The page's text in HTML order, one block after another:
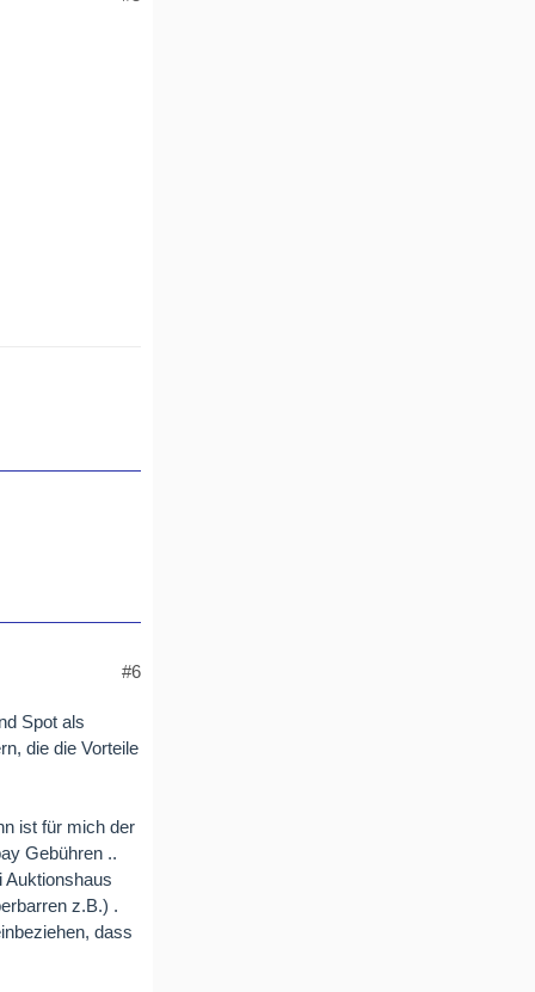
#6
Spot als
die die Vorteile
ist für mich der
Gebühren ..
Auktionshaus
z.B.) .
dass